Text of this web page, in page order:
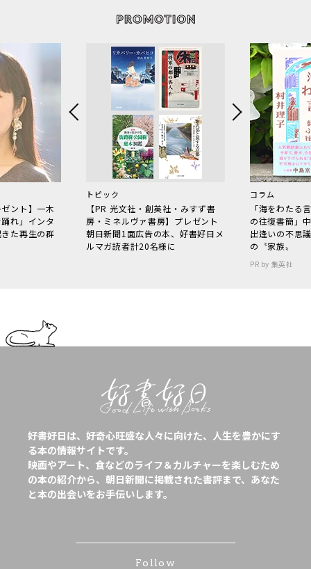
ント】一木
れ」インタ
た再生の群
トピック
【PR 光文社・創英社・みすず書
房・ミネルヴァ書房】プレゼント
朝日新聞1面広告の本、好書好日メ
ルマガ読者計20名様に
コラム
「海をわた
の往復書簡」
出逢いの不思
の〝家族〟
PR by 集英社
好書好日は、好奇心旺盛な人々に向けた、人生を豊かにす
る本の情報サイトです。
映画やアート、食などのライフ＆カルチャーを楽しむため
の本の紹介から、朝日新聞に掲載された書評まで、あなた
と本の出会いをお手伝いします。
Follow